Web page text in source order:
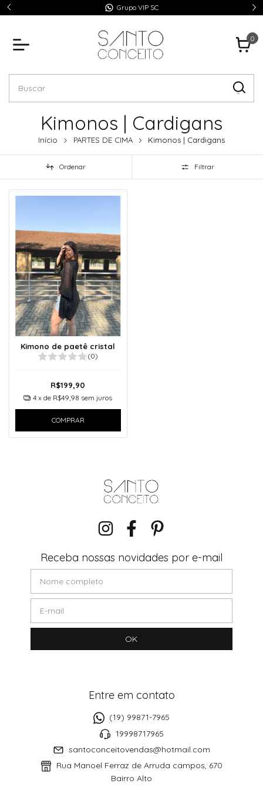
Grupo VIP SC
0
Kimonos | Cardigans
Início PARTES DE CIMA Kimonos | Cardigans
Ordenar Filtrar
Kimono de paetê cristal
(0)
R$199,90
4 x de R$49,98 sem juros
COMPRAR
Receba nossas novidades por e-mail
Entre em contato
(19) 99871-7965
19998717965
santoconceitovendas@hotmail.com
Rua Manoel Ferraz de Arruda campos, 670
Bairro Alto